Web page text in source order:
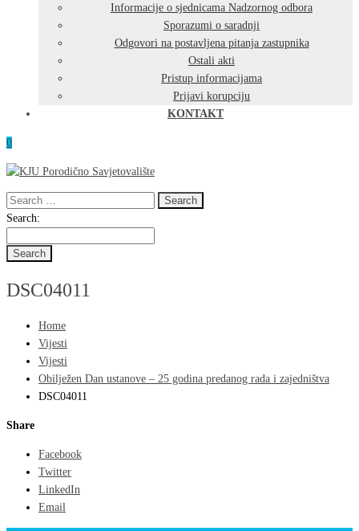
Informacije o sjednicama Nadzornog odbora
Sporazumi o saradnji
Odgovori na postavljena pitanja zastupnika
Ostali akti
Pristup informacijama
Prijavi korupciju
KONTAKT
0
Search
for:
Search
Search:
DSC04011
Home
Vijesti
Vijesti
Obilježen Dan ustanove – 25 godina predanog rada i zajedništva
DSC04011
Share
Facebook
Twitter
LinkedIn
Email